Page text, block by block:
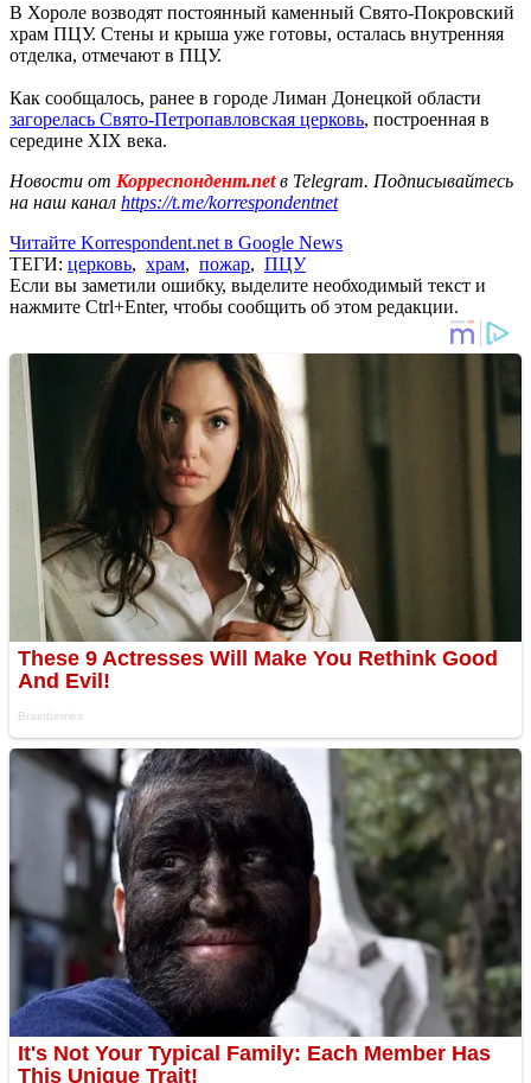
В Хороле возводят постоянный каменный Свято-Покровский
храм ПЦУ. Стены и крыша уже готовы, осталась внутренняя
отделка, отмечают в ПЦУ.
Как сообщалось, ранее в городе Лиман Донецкой области
загорелась Свято-Петропавловская церковь, построенная в
середине XIX века.
Новости от Корреспондент.netв Telegram. Подписывайтесь
на наш канал https://t.me/korrespondentnet
Читайте Korrespondent.net в Google News
ТЕГИ: церковь, храм, пожар, ПЦУ
Если вы заметили ошибку, выделите необходимый текст и
нажмите Ctrl+Enter, чтобы сообщить об этом редакции.